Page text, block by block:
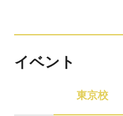
イベント
東京校